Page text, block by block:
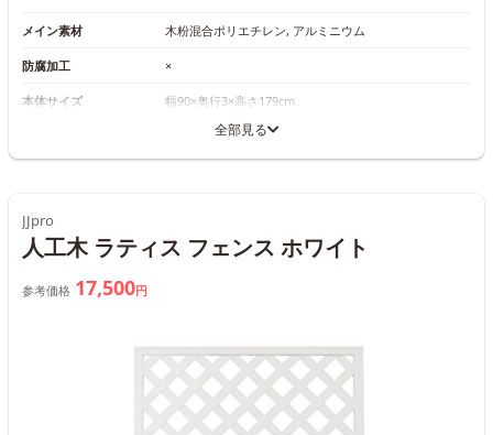
メイン素材 木粉混合ポリエチレン, アルミニウム
防腐加工 ×
本体サイズ 幅90×奥行3×高さ179cm
全部見る
JJpro
人工木 ラティス フェンス ホワイト
参考価格 17,500円